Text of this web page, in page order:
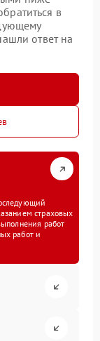
в
ответ на
страховых
работ
работ и